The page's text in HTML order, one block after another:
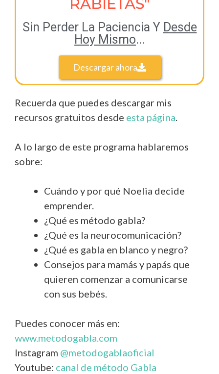
RABIETAS"
Sin Perder La Paciencia Y Desde
Hoy Mismo...
Descargar ahora
Recuerda que puedes descargar mis
recursos gratuitos desde esta página.
A lo largo de este programa hablaremos
sobre:
Cuándo y por qué Noelia decide
emprender.
¿Qué es método gabla?
¿Qué es la neurocomunicación?
¿Qué es gabla en blanco y negro?
Consejos para mamás y papás que
quieren comenzar a comunicarse
con sus bebés.
Puedes conocer más en:
www.metodogabla.com
Instagram @metodogablaoficial
Youtube: canal de método Gabla